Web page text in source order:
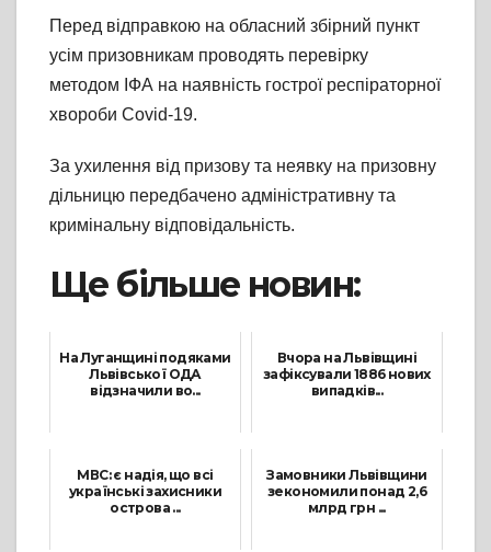
Перед відправкою на обласний збірний пункт
усім призовникам проводять перевірку
методом ІФА на наявність гострої респіраторної
хвороби Covid-19.
За ухилення від призову та неявку на призовну
дільницю передбачено адміністративну та
кримінальну відповідальність.
Ще більше новин:
На Луганщині подяками
Львівської ОДА
відзначили во...
Вчора на Львівщині
зафіксували 1886 нових
випадків...
МВС: є надія, що всі
українські захисники
острова ...
Замовники Львівщини
зекономили понад 2,6
млрд грн ...